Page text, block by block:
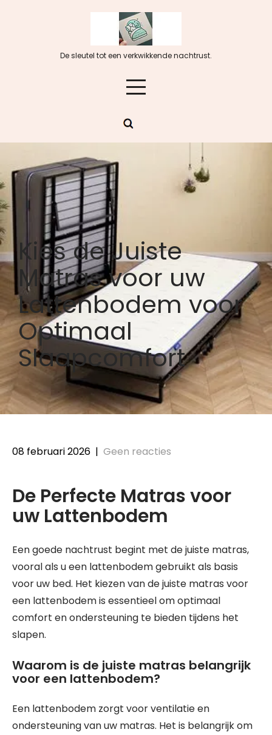
De sleutel tot een verkwikkende nachtrust.
Kies de Juiste
Matras voor uw
Lattenbodem voor
Optimaal
Slaapcomfort
08 februari 2026 | Geen reacties
De Perfecte Matras voor
uw Lattenbodem
Een goede nachtrust begint met de juiste matras,
vooral als u een lattenbodem gebruikt als basis
voor uw bed. Het kiezen van de juiste matras voor
een lattenbodem is essentieel om optimaal
comfort en ondersteuning te bieden tijdens het
slapen.
Waarom is de juiste matras belangrijk
voor een lattenbodem?
Een lattenbodem zorgt voor ventilatie en
ondersteuning van uw matras. Het is belangrijk om